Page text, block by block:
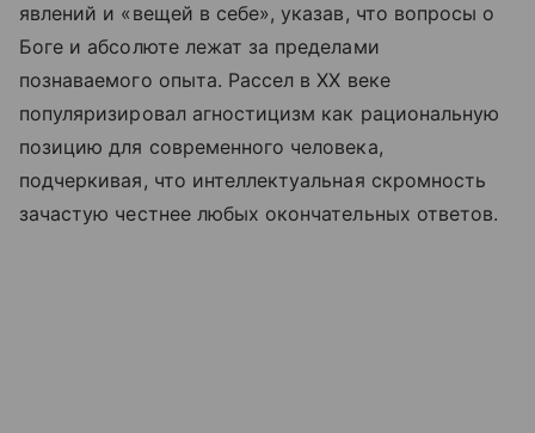
явлений и «вещей в себе», указав, что вопросы о
Боге и абсолюте лежат за пределами
познаваемого опыта. Рассел в XX веке
популяризировал агностицизм как рациональную
позицию для современного человека,
подчеркивая, что интеллектуальная скромность
зачастую честнее любых окончательных ответов.